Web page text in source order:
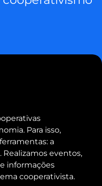
Para isso,
a
eventos,
informações
cooperativista.